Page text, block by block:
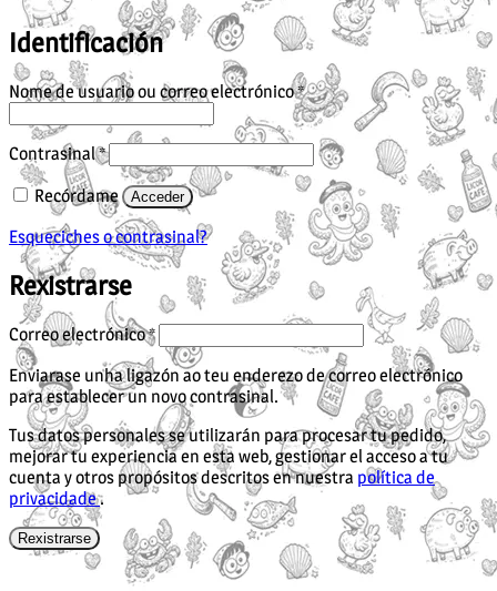
Identificación
Nome de usuario ou correo electrónico*Obrigatorio
Contrasinal*Obrigatorio
Recórdame Acceder
Esqueciches o contrasinal?
Rexistrarse
Correo electrónico*Obrigatorio
Enviarase unha ligazón ao teu enderezo de correo electrónico
para establecer un novo contrasinal.
Tus datos personales se utilizarán para procesar tu pedido,
mejorar tu experiencia en esta web, gestionar el acceso a tu
cuenta y otros propósitos descritos en nuestra política de
privacidade.
Rexistrarse